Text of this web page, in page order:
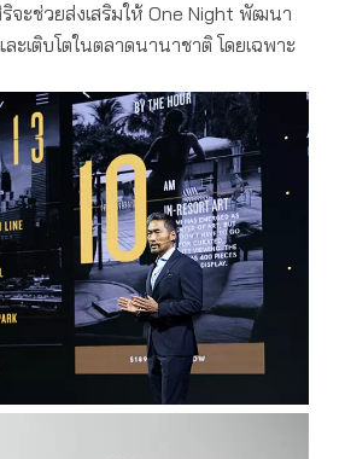
จะช่วยส่งเสริมให้ One Night พัฒนา
ะเติบโตในตลาดนานาชาติ โดยเฉพาะ